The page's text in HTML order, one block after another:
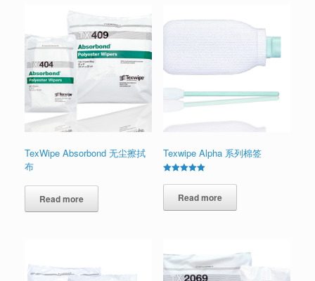
TexWipe Absorbond 无尘擦拭
布
Read more
Texwipe Alpha 系列棉签
5.00
out of 5Read more